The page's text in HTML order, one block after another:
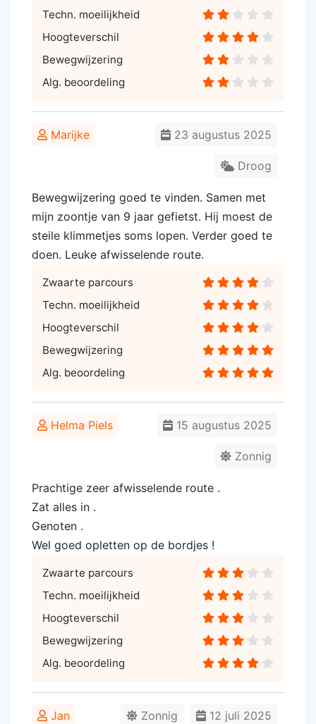
Techn. moeilijkheid
Hoogteverschil
Bewegwijzering
Alg. beoordeling
Marijke 23 augustus 2025
Droog
Bewegwijzering goed te vinden. Samen met
mijn zoontje van 9 jaar gefietst. Hij moest de
steile klimmetjes soms lopen. Verder goed te
doen. Leuke afwisselende route.
Zwaarte parcours
Techn. moeilijkheid
Hoogteverschil
Bewegwijzering
Alg. beoordeling
Helma Piels 15 augustus 2025
Zonnig
Prachtige zeer afwisselende route .
Zat alles in .
Genoten .
Wel goed opletten op de bordjes !
Zwaarte parcours
Techn. moeilijkheid
Hoogteverschil
Bewegwijzering
Alg. beoordeling
Jan 12 juli 2025
Zonnig